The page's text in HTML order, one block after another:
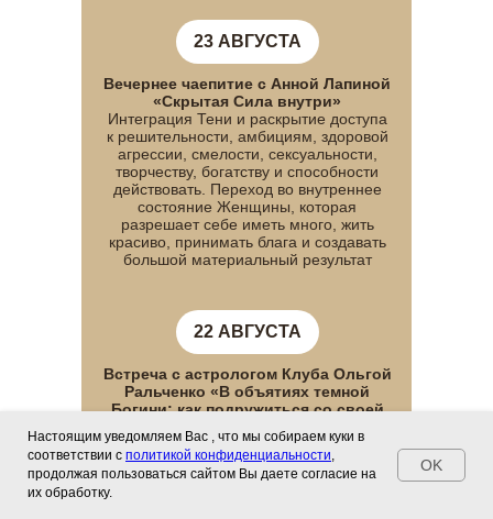
23 АВГУСТА
Вечернее чаепитие с Анной Лапиной
«Скрытая Сила внутри»
Интеграция Тени и раскрытие доступа
к решительности, амбициям, здоровой
агрессии, смелости, сексуальности,
творчеству, богатству и способности
действовать. Переход во внутреннее
состояние Женщины, которая
разрешает себе иметь много, жить
красиво, принимать блага и создавать
большой материальный результат
22 АВГУСТА
Встреча с астрологом Клуба Ольгой
Ральченко «В объятиях темной
Богини: как подружиться со своей
Настоящим уведомляем Вас , что мы собираем куки в
соответствии с политикой конфиденциальности,
продолжая пользоваться сайтом Вы даете согласие на
их обработку.
OK